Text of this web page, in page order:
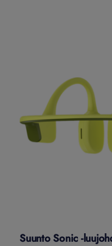
Suunto Sonic -